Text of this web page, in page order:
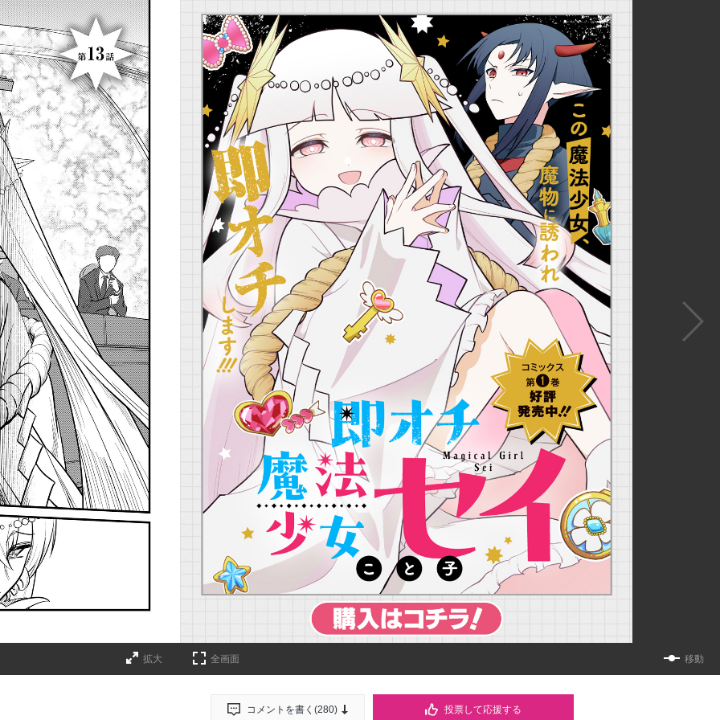
詳細ページへのリンク
拡大 全画面 移動
投票して応援する
コメントを書く(280)